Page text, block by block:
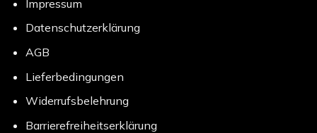
Impressum
Datenschutzerklärung
AGB
Lieferbedingungen
Widerrufsbelehrung
Barrierefreiheitserklärung